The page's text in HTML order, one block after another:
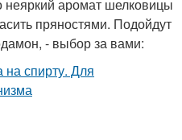
неяркий аромат шелковицы
пряностями. Подойдут
- выбор за вами: